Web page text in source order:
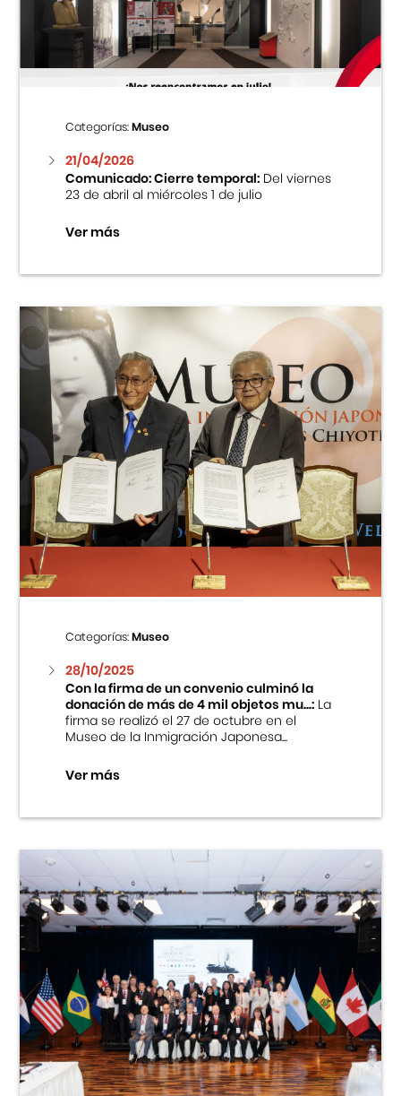
Centro Cultural Peruano Japonés
Museo de la Inmigración Japonesa
Fondo Editorial
Teatro Peruano Japonés
Categorías:Museo
21/04/2026
Comunicado: Cierre temporal:Del viernes
23 de abril al miércoles 1 de julio
Ver más
Categorías:Museo
28/10/2025
Con la firma de un convenio culminó la
donación de más de 4 mil objetos mu...:La
firma se realizó el 27 de octubre en el
Museo de la Inmigración Japonesa...
Ver más